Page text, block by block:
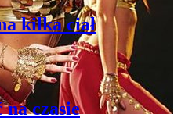
kilka ciał
na czasie